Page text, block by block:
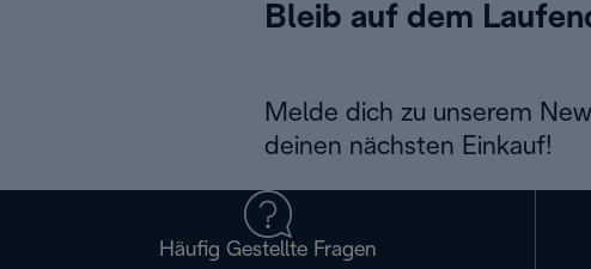
Bleib auf dem
Melde dich zu unserem
deinen nächsten Einkauf!
Häufig Gestellte Fragen